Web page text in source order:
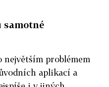
samotné
problémem
aplikací a